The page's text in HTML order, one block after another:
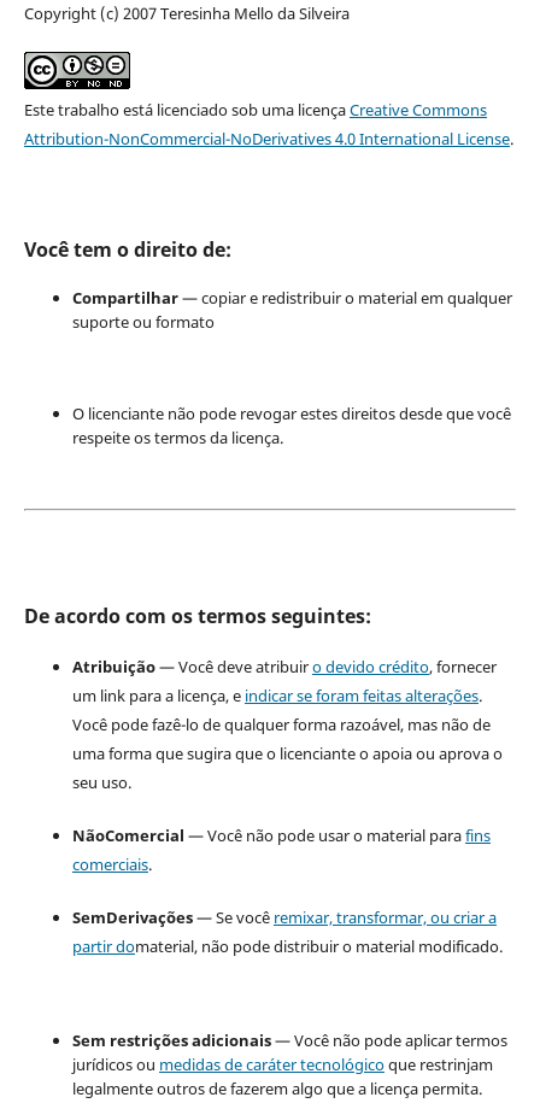
Copyright (c) 2007 Teresinha Mello da Silveira
Este trabalho está licenciado sob uma licençaCreative Commons
Attribution-NonCommercial-NoDerivatives 4.0 International License.
Você tem o direito de:
Compartilhar— copiar e redistribuir o material em qualquer
suporte ou formato
O licenciante não pode revogar estes direitos desde que você
respeite os termos da licença.
De acordo com os termos seguintes:
Atribuição— Você deve atribuiro devido crédito, fornecer
um link para a licença, e indicar se foram feitas alterações.
Você pode fazê-lo de qualquer forma razoável, mas não de
uma forma que sugira que o licenciante o apoia ou aprova o
seu uso.
NãoComercial — Você não pode usar o material parafins
comerciais.
SemDerivações— Se você remixar, transformar, ou criar a
partir domaterial, não pode distribuir o material modificado.
Sem restrições adicionais— Você não pode aplicar termos
jurídicos ou medidas de caráter tecnológicoque restrinjam
legalmente outros de fazerem algo que a licença permita.